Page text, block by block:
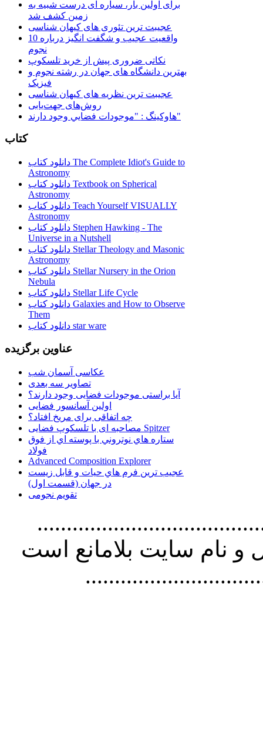
برای اولین بار، سیاره ای درست شبیه به
زمین کشف شد
عجیبت ترین تئوری های کیهان شناسی
10 واقعیت عجیب و شگفت انگیز درباره
نجوم
نکاتی ضروری پیش از خرید تلسکوپ
بهترین دانشگاه های جهان در رشته نجوم و
فیزیک
عجیبت ترین نظریه های کیهان شناسی
روش‌های جهت‌یابی
هاوكينگ : "موجودات فضايي وجود دارند"
کتاب
دانلود کتاب The Complete Idiot's Guide to
Astronomy
دانلود کتاب Textbook on Spherical
Astronomy
دانلود کتاب Teach Yourself VISUALLY
Astronomy
دانلود کتاب Stephen Hawking - The
Universe in a Nutshell
دانلود کتاب Stellar Theology and Masonic
Astronomy
دانلود کتاب Stellar Nursery in the Orion
Nebula
دانلود کتاب Stellar Life Cycle
دانلود کتاب Galaxies and How to Observe
Them
دانلود کتاب star ware
عناوین برگزیده
عکاسی آسمان شب
تصاویر سه بعدی
آیا براستی موجودات فضایی وجود دارند؟
اولین آسانسور فضایی
چه اتفاقی برای مریخ افتاد؟
مصاحبه ای با تلسکوپ فضایی Spitzer
ستاره هاي نوتروني با پوسته اي از فوق
فولاد
Advanced Composition Explorer
عجیب ترین فرم هاي حيات و قابل زيست
در جهان (قسمت اول)
تقویم نجومی
استفاده از
نام سايت بلامانع است